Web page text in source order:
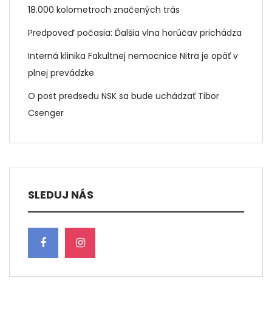
18.000 kolometroch značených trás
Predpoveď počasia: Ďalšia vlna horúčav prichádza
Interná klinika Fakultnej nemocnice Nitra je opäť v
plnej prevádzke
O post predsedu NSK sa bude uchádzať Tibor
Csenger
SLEDUJ NÁS